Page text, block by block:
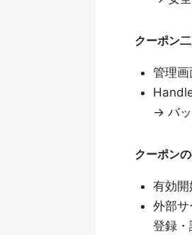
クーポン
管理画
→ バッ
クーポン
有効
外部サ
登録